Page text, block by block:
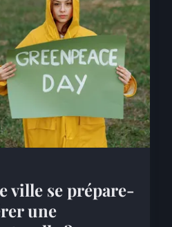
ville se prépare-
une